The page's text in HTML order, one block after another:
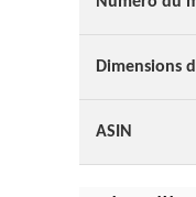
Dimensions
ASIN